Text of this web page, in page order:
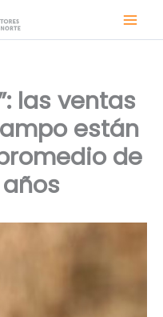
las ventas
están
de